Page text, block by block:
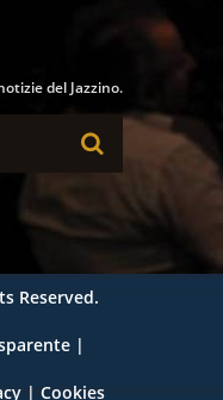
del Jazzino.
Reserved.
|
| Cookies